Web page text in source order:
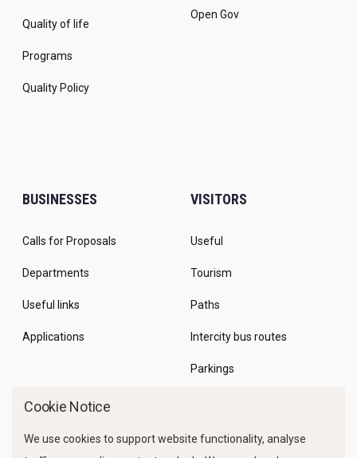
Quality of life
Programs
Quality Policy
Open Gov
BUSINESSES
Calls for Proposals
Departments
Useful links
Applications
VISITORS
Useful
Tourism
Paths
Intercity bus routes
Parkings
Cookie Notice
We use cookies to support website functionality, analyse